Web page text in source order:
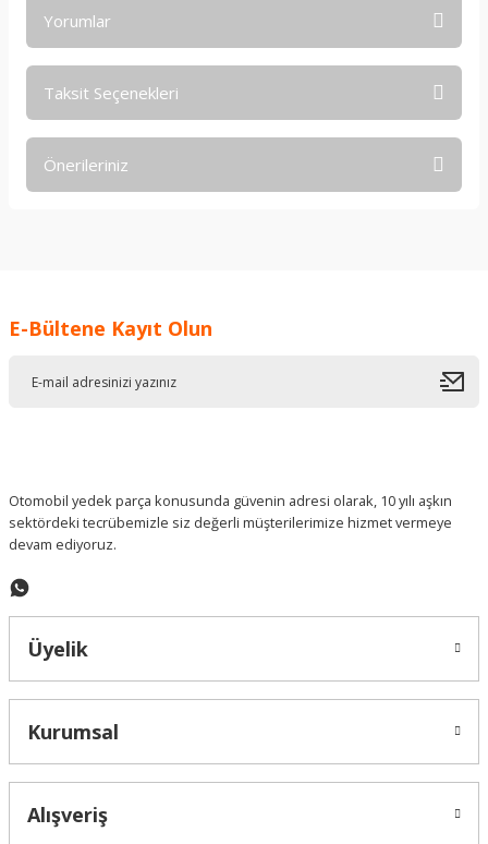
Yorumlar
Taksit Seçenekleri
Önerileriniz
Ürün resmi kalitesiz, bozuk veya görüntülenemiyor.
E-Bültene Kayıt Olun
Otomobil yedek parça konusunda güvenin adresi olarak, 10 yılı aşkın
sektördeki tecrübemizle siz değerli müşterilerimize hizmet vermeye
devam ediyoruz.
Üyelik
Kurumsal
Alışveriş